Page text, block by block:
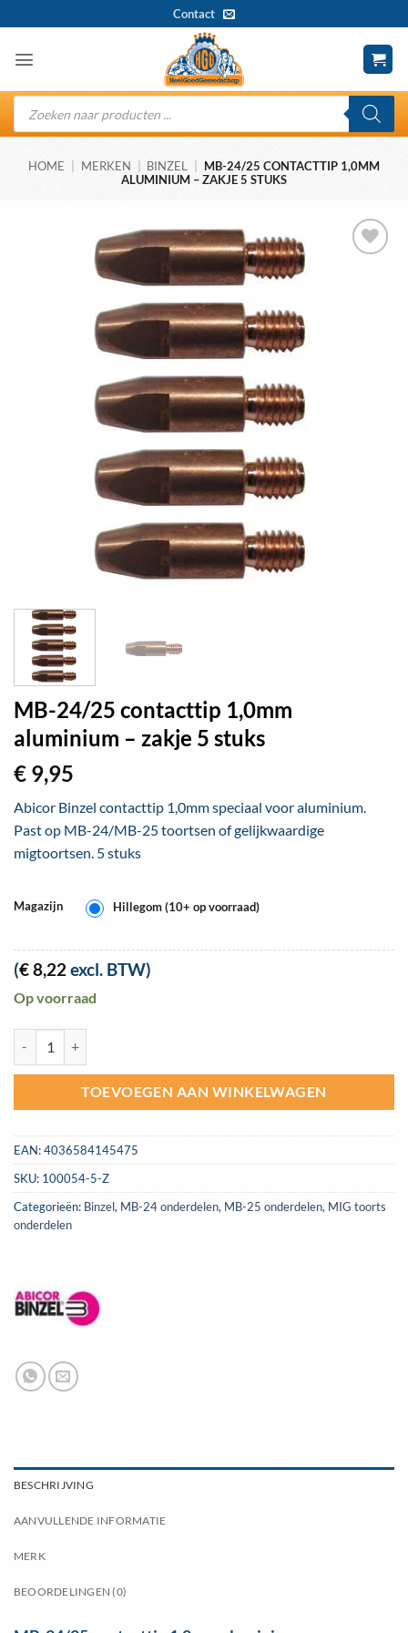
naar
inhoud
Contact
Producten
zoeken
HOME MERKEN BINZEL
MB-24/25 CONTACTTIP 1,0MM
ALUMINIUM – ZAKJE 5 STUKS
MB-24/25 contacttip 1,0mm
aluminium – zakje 5 stuks
€ 9,95
Abicor Binzel contacttip 1,0mm speciaal voor aluminium.
Past op MB-24/MB-25 toortsen of gelijkwaardige
migtoortsen. 5 stuks
Magazijn Hillegom (10+ op voorraad)
(€8,22 excl. BTW)
Op voorraad
TOEVOEGEN AAN WINKELWAGEN
EAN:4036584145475
SKU: 100054-5-Z
Categorieën: Binzel, MB-24 onderdelen, MB-25 onderdelen, MIG toorts
onderdelen
BESCHRIJVING
AANVULLENDE INFORMATIE
MERK
BEOORDELINGEN (0)